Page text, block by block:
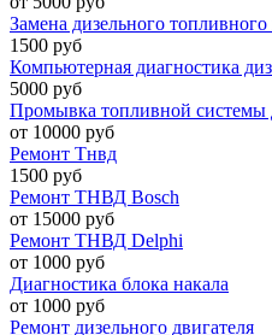
Замена дизельного топливного
1500 руб
Компьютерная диагностика
5000 руб
Промывка топливной системы
от 10000 руб
Ремонт Тнвд
1500 руб
Ремонт ТНВД Bosch
от 15000 руб
Ремонт ТНВД Delphi
от 1000 руб
Диагностика блока накала
от 1000 руб
Ремонт дизельного двигателя